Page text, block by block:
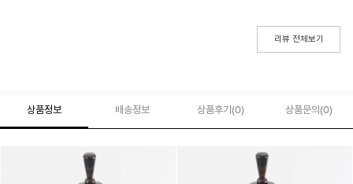
리뷰 전체보기
상품정보 배송정보 상품후기(0) 상품문의 (0)